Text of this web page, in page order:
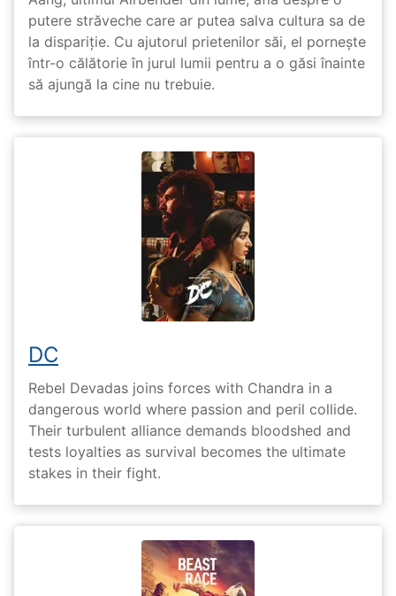
putere străveche care ar putea salva cultura sa de
la dispariție. Cu ajutorul prietenilor săi, el pornește
într-o călătorie în jurul lumii pentru a o găsi înainte
să ajungă la cine nu trebuie.
DC
Rebel Devadas joins forces with Chandra in a
dangerous world where passion and peril collide.
Their turbulent alliance demands bloodshed and
tests loyalties as survival becomes the ultimate
stakes in their fight.